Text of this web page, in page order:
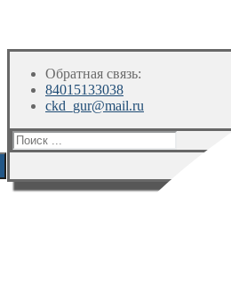
Обратная связь:
84015133038
ckd_gur@mail.ru
Искать: